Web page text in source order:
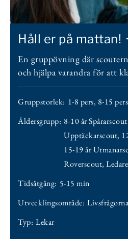
Håll er på mattan!
En gruppövning där
och hjälpa varandra för att
Gruppstorlek: 1-8 pers, 8-15 pers
Åldersgrupp: 8-10 år Spårarscout
Upptäckarscout,
15-19 år
Roverscout, Ledare
Tidsåtgång: 5-15 min
Utvecklingsområde: Livsfrågorna
Typ: Lekar